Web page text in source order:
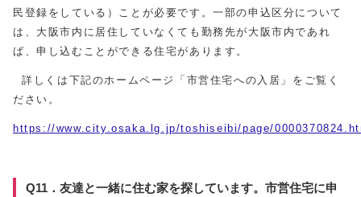
民登録をしている）ことが必要です。一部の申込区分について
は、大阪市内に居住していなくても勤務先が大阪市内であれ
ば、申し込むことができる住宅があります。
詳しくは下記のホームページ「市営住宅への入居」をご覧く
ださい。
https://www.city.osaka.lg.jp/toshiseibi/page/
Q11．友達と一緒に住む家を探しています。市営住宅に申